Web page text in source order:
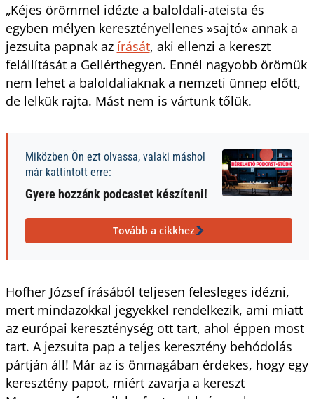
„Kéjes örömmel idézte a baloldali-ateista és
egyben mélyen keresztényellenes »sajtó« annak a
jezsuita papnak az írását, aki ellenzi a kereszt
felállítását a Gellérthegyen. Ennél nagyobb örömük
nem lehet a baloldaliaknak a nemzeti ünnep előtt,
de lelkük rajta. Mást nem is vártunk tőlük.
Miközben Ön ezt olvassa, valaki máshol
már kattintott erre:
Gyere hozzánk podcastet készíteni!
Tovább a cikkhez
Hofher József írásából teljesen felesleges idézni,
mert mindazokkal jegyekkel rendelkezik, ami miatt
az európai kereszténység ott tart, ahol éppen most
tart. A jezsuita pap a teljes keresztény behódolás
pártján áll! Már az is önmagában érdekes, hogy egy
keresztény papot, miért zavarja a kereszt